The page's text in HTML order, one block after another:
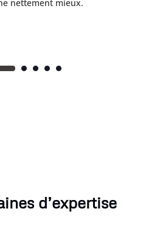
nettement mieux.
d’expertise